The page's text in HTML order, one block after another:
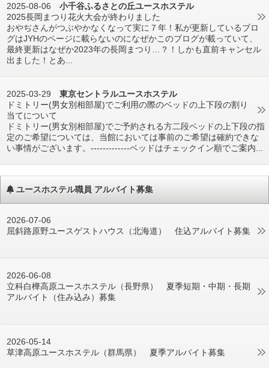
2025-08-06 小千谷ふるさとの丘ユースホステル
2025長岡まつり花火大会が終わりました
おやぢさんがつぶやかなくなって実に７年！私が更新しているブロ
グはJYHのページに載らないのになぜかこのブログが載っていて、
最終更新はなぜか2023年の長岡まつり…？！しかも直前キャンセル
出ました！とあ...
2025-03-29 東京セントラルユースホステル
ドミトリー(男女別相部屋)でご利用の際のベッドの上下段の割り
当てについて
ドミトリー(男女別相部屋)でご予約される方二段ベッドの上下段の指
定のご希望については、当館においては事前のご希望は確約できな
い事情がございます。-------------ベッドはチェックイン順でご案内...
ユースホステル職員 アルバイト募集
2026-07-06
屈斜路原野ユースゲストハウス（北海道） 住込アルバイト募集
2026-06-08
立科白樺高原ユースホステル（長野県） 夏季短期・中期・長期
アルバイト（住み込み）募集
2026-05-14
草津高原ユースホステル（群馬県） 夏季アルバイト募集